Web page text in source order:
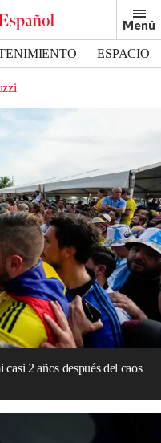
Menú
ESPACIO
2 años después del caos